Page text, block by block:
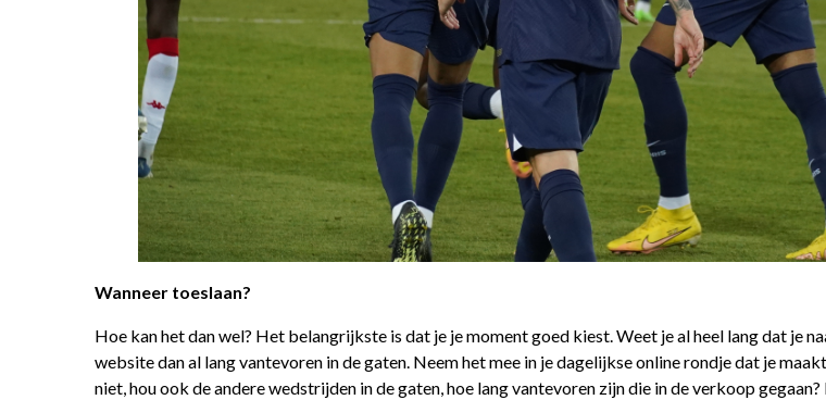
Wanneer toeslaan?
Hoe kan het dan wel? Het belangrijkste is dat je je moment goed kiest. Weet je al heel lang dat je
website dan al lang vantevoren in de gaten. Neem het mee in je dagelijkse online rondje dat je
niet, hou ook de andere wedstrijden in de gaten, hoe lang vantevoren zijn die in de verkoop